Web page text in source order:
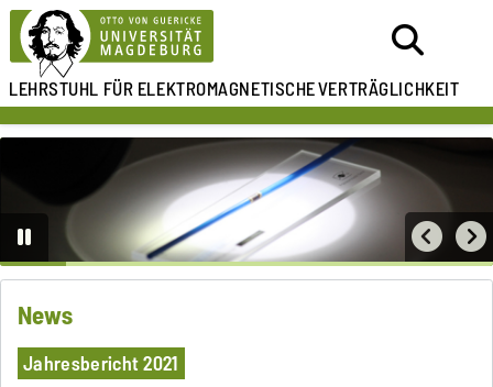
LEHRSTUHL FÜRELEKTROMAGNETISCHEVERTRÄGLICHKEIT
News
Jahresbericht 2021